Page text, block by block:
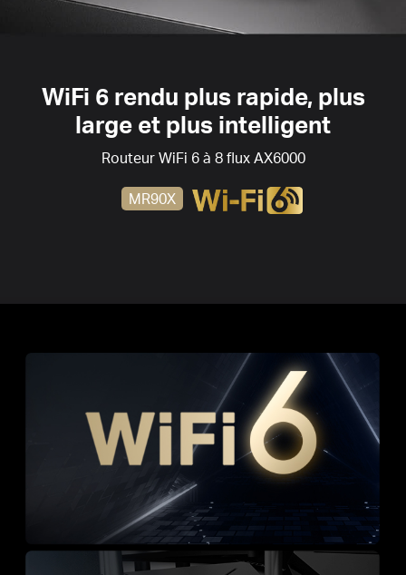
SMARTCONNECT
- Choisit intelligemment la
meilleure bande disponible pour chaque appareil
WiFi 6rendu plus rapide, plus
large et plus intelligent
Routeur WiFi 6à 8 flux AX6000
MR90X